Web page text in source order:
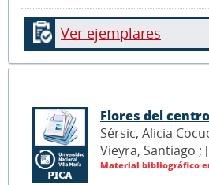
Ver ejemplares
Flores del
Sérsic, Alicia
Vieyra, Santiago ;
Material bibliográfico